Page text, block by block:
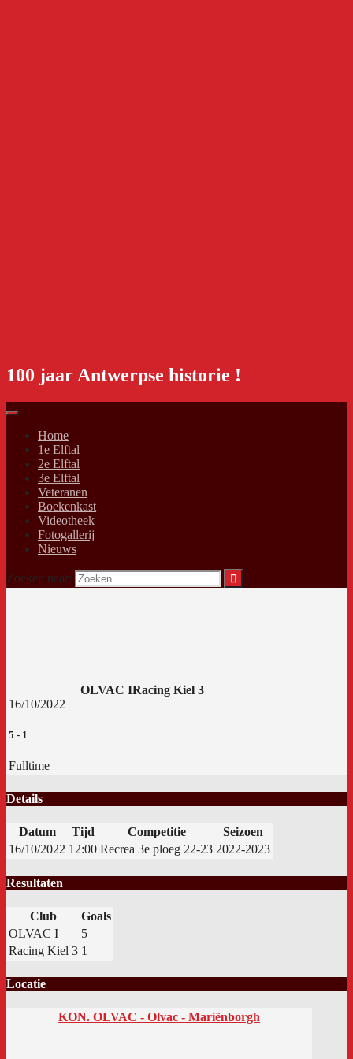
100 jaar Antwerpse historie !
Home
1e Elftal
2e Elftal
3e Elftal
Veteranen
Boekenkast
Videotheek
Fotogallerij
Nieuws
Zoeken naar:
OLVAC IRacing Kiel 3
16/10/2022
5 - 1
Fulltime
Details
Datum Tijd Competitie
Seizoen
16/10/2022 12:00 Recrea 3e ploeg 22-23 2022-2023
Resultaten
Club
Goals
OLVAC I
5
Racing Kiel 3 1
Locatie
KON. OLVAC - Olvac - Mariënborgh